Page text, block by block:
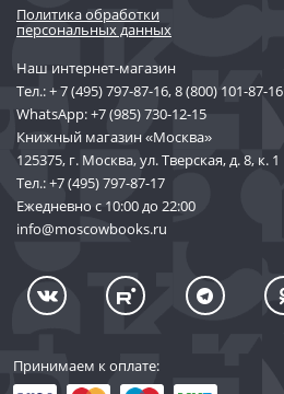
Политика обработки
персональных данных
Наш интернет-магазин
Тел.:+ 7 (495) 797-87-16,8 (800) 101-87-16
WhatsApp:+7 (985) 730-12-15
Книжный магазин «Москва»
125375, г. Москва, ул. Тверская, д. 8, к. 1
Тел.:+7 (495) 797-87-17
Ежедневно с 10:00 до 22:00
info@moscowbooks.ru
Принимаем к оплате: